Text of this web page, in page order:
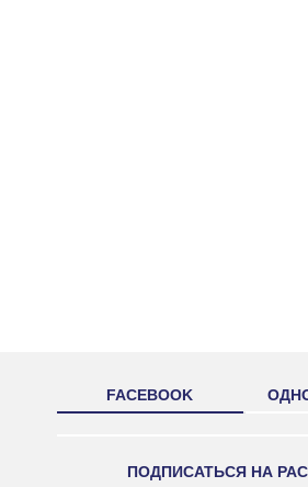
FACEBOOK
ПОДПИСАТЬСЯ НА